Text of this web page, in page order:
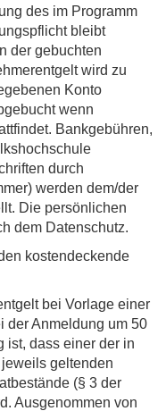
des im Programm
bleibt
der gebuchten
wird zu
Konto
wenn
Bankgebühren,
durch
werden dem/der
Die persönlichen
dem Datenschutz.
kostendeckende
bei Vorlage einer
der Anmeldung um 50
ist, dass einer der in
geltenden
(§ 3 der
Ausgenommen von